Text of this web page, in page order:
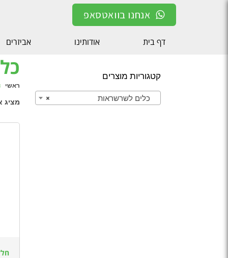
אנחנו בוואטסאפ
דף בית אודותינו אביזרים
ראשי
מציג את
קטגוריות מוצרים
× כלים לשרשראות